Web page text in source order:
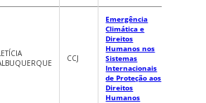
CCJ
Emergência
Climática e
Direitos
Humanos nos
Sistemas
Internacionais
de Proteção aos
Direitos
Humanos